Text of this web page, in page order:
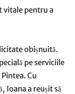
vitale pentru a
obișnuită.
pe serviciile
Cu
Ioana a reușit să